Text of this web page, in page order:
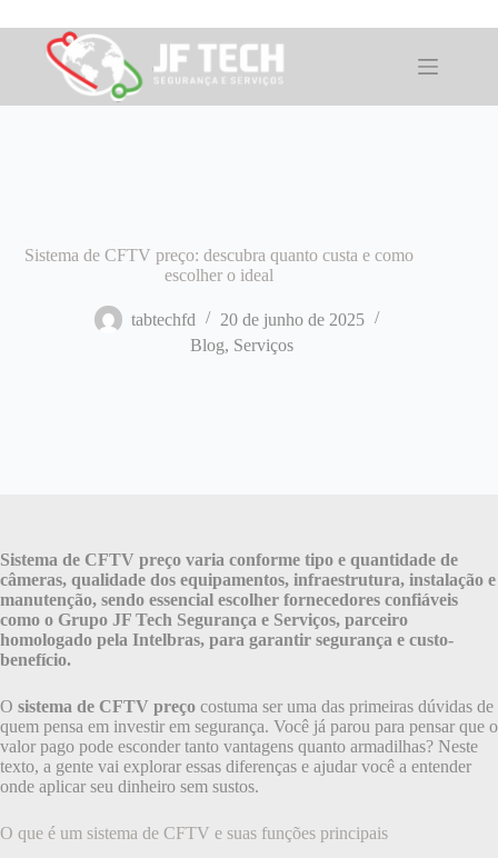
para
conteúdo
Sistema de CFTV preço: descubra quanto custa e como
escolher o ideal
tabtechfd
20 de junho de 2025
Blog, Serviços
Sistema de CFTV preço varia conforme tipo e quantidade de
câmeras, qualidade dos equipamentos, infraestrutura, instalação e
manutenção, sendo essencial escolher fornecedores confiáveis
como o Grupo JF Tech Segurança e Serviços, parceiro
homologado pela Intelbras, para garantir segurança e custo-
benefício.
O sistema de CFTV preço costuma ser uma das primeiras dúvidas de
quem pensa em investir em segurança. Você já parou para pensar que o
valor pago pode esconder tanto vantagens quanto armadilhas? Neste
texto, a gente vai explorar essas diferenças e ajudar você a entender
onde aplicar seu dinheiro sem sustos.
O que é um sistema de CFTV e suas funções principais